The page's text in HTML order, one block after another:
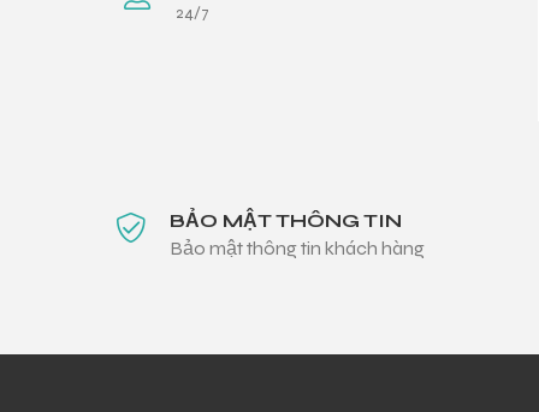
24/7
BẢO MẬT THÔNG TIN
Bảo mật thông tin khách hàng